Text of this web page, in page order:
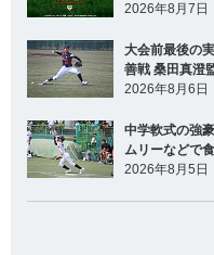
2026年8月7日
大会前最後の
善戦 桑田真澄
2026年8月6日
中学軟式の強
ムリーなどで
2026年8月5日